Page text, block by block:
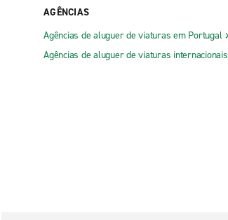
AGÊNCIAS
Agências de aluguer de viaturas em Portugal
Agências de aluguer de viaturas internacionais